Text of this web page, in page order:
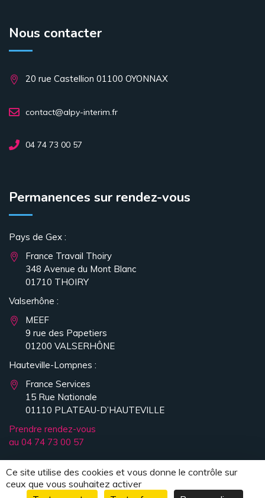
Nous contacter
20 rue Castellion 01100 OYONNAX
contact@alpy-interim.fr
04 74 73 00 57
Permanences sur rendez-vous
Pays de Gex :
France Travail Thoiry
348 Avenue du Mont Blanc
01710 THOIRY
Valserhône :
MEEF
9 rue des Papetiers
01200 VALSERHÔNE
Hauteville-Lompnes :
France Services
15 Rue Nationale
01110 PLATEAU-D’HAUTEVILLE
Prendre rendez-vous
au 04 74 73 00 57
Ce site utilise des cookies et vous donne le contrôle sur
ceux que vous souhaitez activer